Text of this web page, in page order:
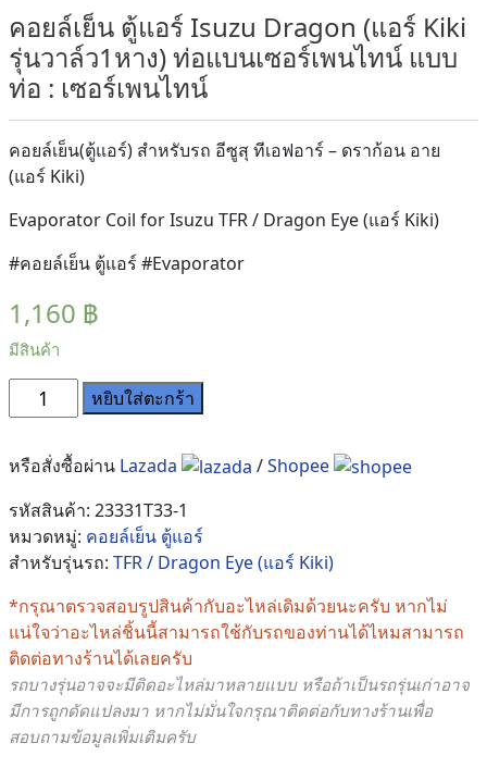
คอยล์เย็น ตู้แอร์ Isuzu Dragon (แอร์ Kiki
รุ่นวาล์ว1หาง) ท่อแบนเซอร์เพนไทน์ แบบ
ท่อ : เซอร์เพนไทน์
คอยล์เย็น(ตู้แอร์) สำหรับรถ อีซูสุ ทีเอฟอาร์ – ดราก้อน อาย
(แอร์ Kiki)
Evaporator Coil for Isuzu TFR / Dragon Eye (แอร์ Kiki)
#คอยล์เย็น ตู้แอร์ #Evaporator
1,160 ฿
มีสินค้า
จำนวน
คอยล์
ตู้
Isuzu
Dragon
(แอร์
Kiki
รุ่น
วาล์ว1หาง)
ท่อ
แบน
เซ
หยิบใส่ตะกร้า
หรือสั่งซื้อผ่าน Lazada /Shopee
รหัสสินค้า: 23331T33-1
หมวดหมู่: คอยล์เย็น ตู้แอร์
สำหรับรุ่นรถ: TFR / Dragon Eye (แอร์ Kiki)
*กรุณาตรวจสอบรูปสินค้ากับอะไหล่เดิมด้วยนะครับ หากไม่
แน่ใจว่าอะไหล่ชิ้นนี้สามารถใช้กับรถของท่านได้ไหมสามารถ
ติดต่อทางร้านได้เลยครับ
รถบางรุ่นอาจจะมีติดอะไหล่มาหลายแบบ หรือถ้าเป็นรถรุ่นเก่าอาจ
มีการถูกดัดแปลงมา หากไม่มั่นใจกรุณาติดต่อกับทางร้านเพื่อ
สอบถามข้อมูลเพิ่มเติมครับ